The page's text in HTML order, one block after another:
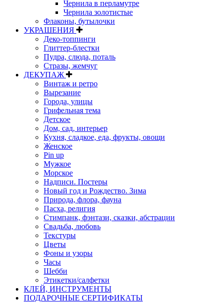
Чернила в перламутре
Чернила золотистые
Флаконы, бутылочки
УКРАШЕНИЯ
Деко-топпинги
Глиттер-блестки
Пудра, слюда, поталь
Стразы, жемчуг
ДЕКУПАЖ
Винтаж и ретро
Вырезание
Города, улицы
Грифельная тема
Детское
Дом, сад, интерьер
Кухня, сладкое, еда, фрукты, овощи
Женское
Pin up
Мужкое
Морское
Надписи. Постеры
Новый год и Рождество. Зима
Природа, флора, фауна
Пасха, религия
Стимпанк, фэнтази, сказки, абстрации
Свадьба, любовь
Текстуры
Цветы
Фоны и узоры
Часы
Шебби
Этикетки/салфетки
КЛЕЙ, ИНСТРУМЕНТЫ
ПОДАРОЧНЫЕ СЕРТИФИКАТЫ